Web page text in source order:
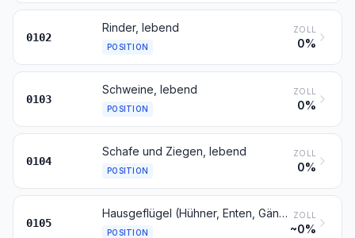
0102
Rinder, lebend
POSITION
ZOLL
0%
0103
Schweine, lebend
POSITION
ZOLL
0%
0104
Schafe und Ziegen, lebend
POSITION
ZOLL
0%
0105
Hausgeflügel (Hühner, Enten, Gänse, Truthühner und Perlhühner), lebend
POSITION
ZOLL
~0%